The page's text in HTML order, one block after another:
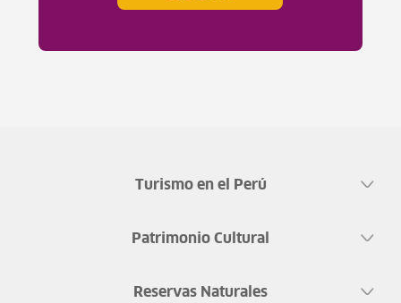
Turismo en el Perú
Patrimonio Cultural
Reservas Naturales